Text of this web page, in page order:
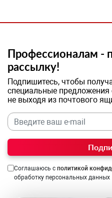
Профессионалам -
рассылку!
Подпишитесь, чтобы
специальные предложения
не выходя из почтового
Соглашаюсь с политикой
обработку персональных данных